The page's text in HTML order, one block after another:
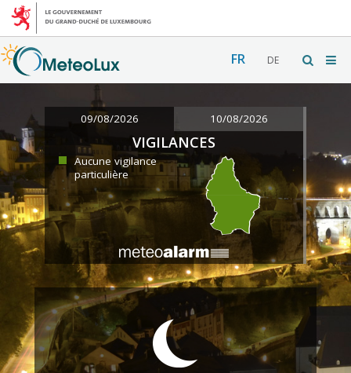
FR DE
09/08/2026 10/08/2026
VIGILANCES
Aucune vigilance
particulière